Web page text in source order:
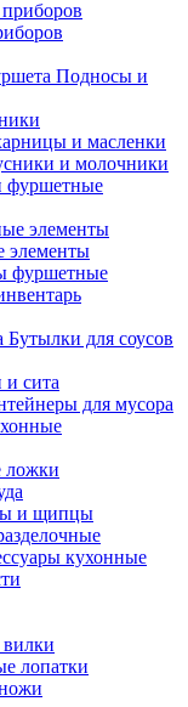
Подносы и
и масленки
и молочники
фуршетные
элементы
фуршетные
Бутылки для соусов
сита
для мусора
ложки
и щипцы
кухонные
лопатки